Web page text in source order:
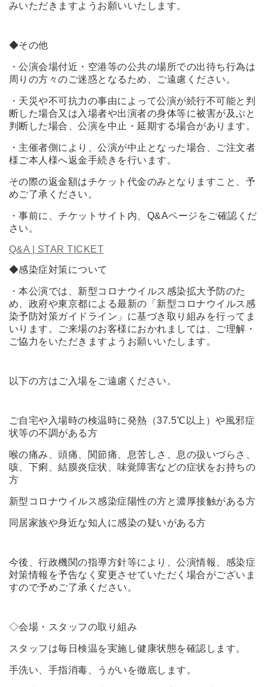
みいただきますようお願いいたします。
◆その他
・公演会場付近・空港等の公共の場所での出待ち行為は
周りの方々のご迷惑となるため、ご遠慮ください。
・天災や不可抗力の事由によって公演が続行不可能と判
断した場合又は入場者や出演者の身体等に被害が及ぶと
判断した場合、公演を中止・延期する場合があります。
・主催者側により、公演が中止となった場合、ご注文者
様ご本人様へ返金手続きを行います。
その際の返金額はチケット代金のみとなりますこと、予
めご了承ください。
・事前に、チケットサイト内、Q&Aページをご確認くだ
さい。
Q&A | STAR TICKET
◆感染症対策について
・本公演では、新型コロナウイルス感染拡大予防のた
め、政府や東京都による最新の「新型コロナウイルス感
染予防対策ガイドライン」に基づき取り組みを行ってま
いります。ご来場のお客様におかれましては、ご理解・
ご協力をいただきますようお願いいたします。
以下の方はご入場をご遠慮ください。
ご自宅や入場時の検温時に発熱（37.5℃以上）や風邪症
状等の不調がある方
喉の痛み、頭痛、関節痛、息苦しさ、息の扱いづらさ、
咳、下痢、結膜炎症状、味覚障害などの症状をお持ちの
方
新型コロナウイルス感染症陽性の方と濃厚接触がある方
同居家族や身近な知人に感染の疑いがある方
今後、行政機関の指導方針等により、公演情報、感染症
対策情報を予告なく変更させていただく場合がございま
すので予めご了承ください。
◇会場・スタッフの取り組み
スタッフは毎日検温を実施し健康状態を確認します。
手洗い、手指消毒、うがいを徹底します。